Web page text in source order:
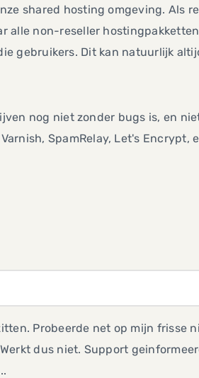
shared hosting omgeving. Als
alle non-reseller
gebruikers. Dit kan natuurlijk
nog niet zonder bugs is, en
SpamRelay, Let's Encrypt,
Probeerde net op mijn frisse
dus niet. Support